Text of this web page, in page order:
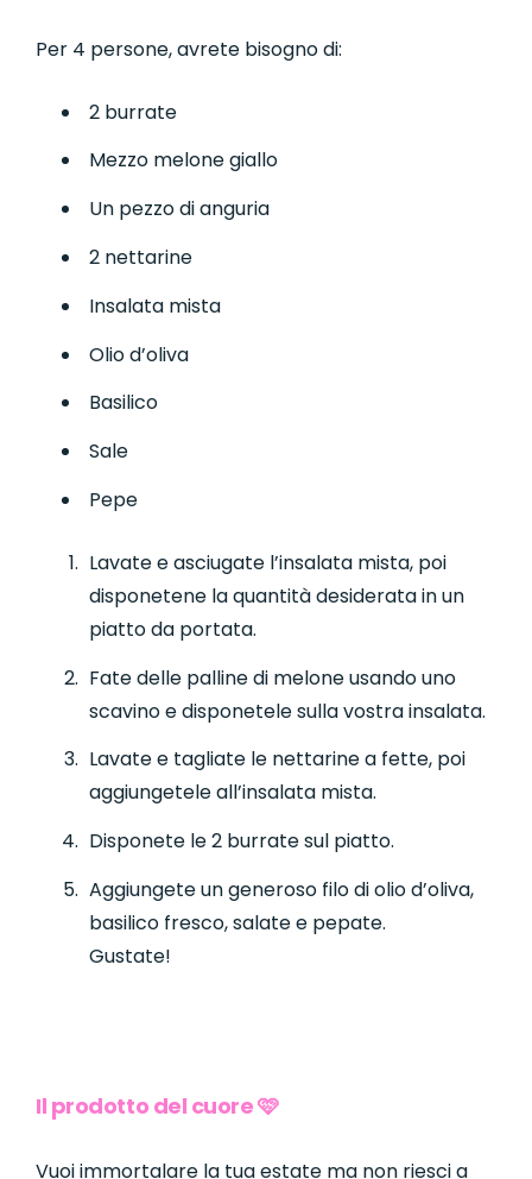
Per 4 persone, avrete bisogno di:
2 burrate
Mezzo melone giallo
Un pezzo di anguria
2 nettarine
Insalata mista
Olio d’oliva
Basilico
Sale
Pepe
Lavate e asciugate l’insalata mista, poi
disponetene la quantità desiderata in un
piatto da portata.
Fate delle palline di melone usando uno
scavino e disponetele sulla vostra insalata.
Lavate e tagliate le nettarine a fette, poi
aggiungetele all’insalata mista.
Disponete le 2 burrate sul piatto.
Aggiungete un generoso filo di olio d’oliva,
basilico fresco, salate e pepate.
Gustate!
Il prodotto del cuore 🩷
Vuoi immortalare la tua estate ma non riesci a